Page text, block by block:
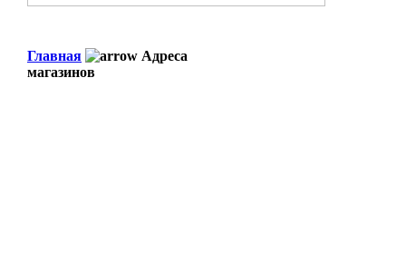
Главная
Адреса
магазинов